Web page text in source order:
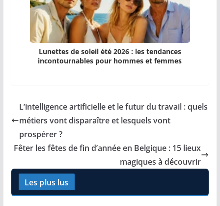
Lunettes de soleil été 2026 : les tendances
incontournables pour hommes et femmes
L’intelligence artificielle et le futur du travail : quels
métiers vont disparaître et lesquels vont
prospérer ?
Fêter les fêtes de fin d’année en Belgique : 15 lieux
magiques à découvrir
Les plus lus